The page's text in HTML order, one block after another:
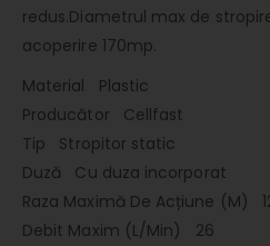
redus.Diametrul max de
acoperire 170mp.
Material Plastic
Producător Cellfast
Tip Stropitor static
Duză Cu duza incorporat
Raza Maximă De Acțiune (M)
Debit Maxim (L/Min) 26